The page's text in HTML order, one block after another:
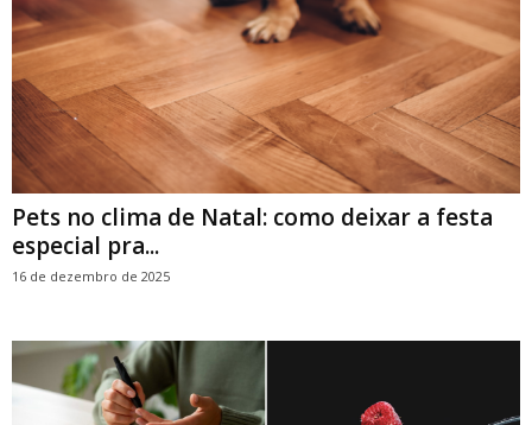
Pets no clima de Natal: como deixar a festa
especial pra...
16 de dezembro de 2025